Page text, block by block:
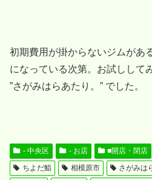
初期費用が掛からないジムがあ
になっている次第。お試しして
”さがみはらあたり。” でした。
- 中央区 - お店 ■開店・閉店
ちよだ鮨
相模原市 さがみは